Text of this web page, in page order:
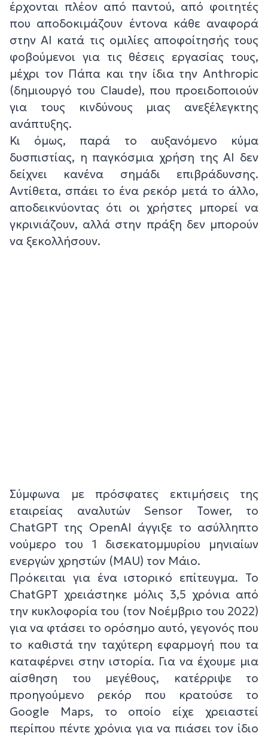
έρχονται πλέον από παντού, από φοιτητές
που αποδοκιμάζουν έντονα κάθε αναφορά
στην AI κατά τις ομιλίες αποφοίτησής τους
φοβούμενοι για τις θέσεις εργασίας τους,
μέχρι τον Πάπα και την ίδια την Anthropic
(δημιουργό του Claude), που προειδοποιούν
για τους κινδύνους μιας ανεξέλεγκτης
ανάπτυξης.
Κι όμως, παρά το αυξανόμενο κύμα
δυσπιστίας, η παγκόσμια χρήση της AI δεν
δείχνει κανένα σημάδι επιβράδυνσης.
Αντίθετα, σπάει το ένα ρεκόρ μετά το άλλο,
αποδεικνύοντας ότι οι χρήστες μπορεί να
γκρινιάζουν, αλλά στην πράξη δεν μπορούν
να ξεκολλήσουν.
Σύμφωνα με πρόσφατες εκτιμήσεις της
εταιρείας αναλυτών Sensor Tower, το
ChatGPT της OpenAI άγγιξε το ασύλληπτο
νούμερο του 1 δισεκατομμυρίου μηνιαίων
ενεργών χρηστών (MAU) τον Μάιο.
Πρόκειται για ένα ιστορικό επίτευγμα. Το
ChatGPT χρειάστηκε μόλις 3,5 χρόνια από
την κυκλοφορία του (τον Νοέμβριο του 2022)
για να φτάσει το ορόσημο αυτό, γεγονός που
το καθιστά την ταχύτερη εφαρμογή που τα
καταφέρνει στην ιστορία. Για να έχουμε μια
αίσθηση του μεγέθους, κατέρριψε το
προηγούμενο ρεκόρ που κρατούσε το
Google Maps, το οποίο είχε χρειαστεί
περίπου πέντε χρόνια για να πιάσει τον ίδιο